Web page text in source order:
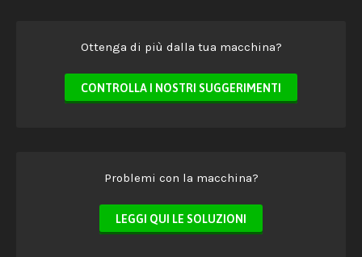
Ottenga di più dalla tua macchina?
CONTROLLA I NOSTRI SUGGERIMENTI
Problemi con la macchina?
LEGGI QUI LE SOLUZIONI